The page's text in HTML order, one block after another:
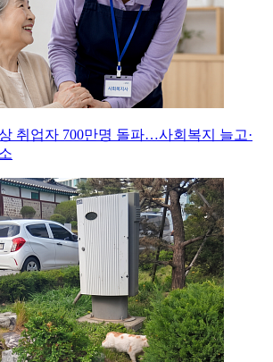
취업자 700만명 돌파…사회복지 늘고·